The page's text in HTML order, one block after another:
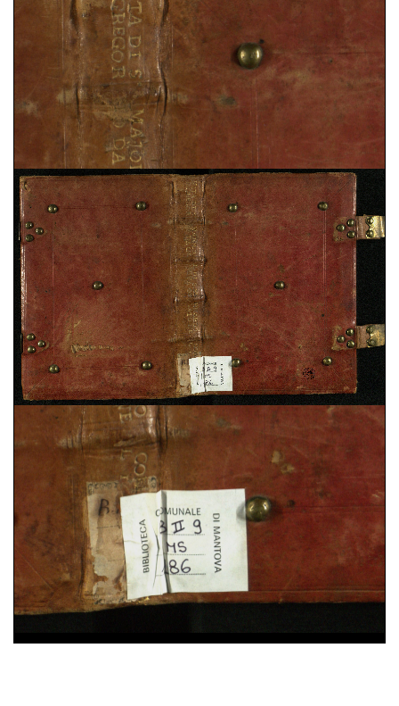
Ps. Cyrillus, Epistola ad beatum Augustinum de
miraculis Heronymi, sec. XV ; cart. ; 95 c. ;
195x135 mm ; ms. 37
Vita sancti Honorati , sec. XV ; cart. ; 37 c. ;
200x145 mm ; ms. 38
Dionysius Aeropagita,De caelesti hierarchia. De
ecclesiastica hierarchia. De divinis nominibus. De
mystica theologia , sec. XV ; membr. ; 120 c. ;
194x138 mm ; ms. 39
Domenico Cavalca,Disciplina de li spirituali, sec.
XV ; cart. ; 86 c. ; 200x150 mm ; ms. 40
Augustinus,De vera religione. De natura boni. De
triplici habitaculo, sec. XII ; membr. ; 49 c. ;
208x142 mm ; ms. 41
Constitutiones Congregationis Cassinensis atque
varia pontificum indulta, sec. XVI ; cart. ; 95 c. ;
196x43 mm ; ms. 42
Iohannes Gerson,De imitatione Christi
, sec. XV ;
cart. ; 100 c. ; 203x54 mm ; ms. 43
Benedictus (s.) Abbas,Regola in volgare, sec. XV ;